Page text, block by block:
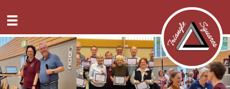
Neuigkeiten
Tanzabende
Überblick
A1-Tanzplanung
Classes
Überblick
Specials